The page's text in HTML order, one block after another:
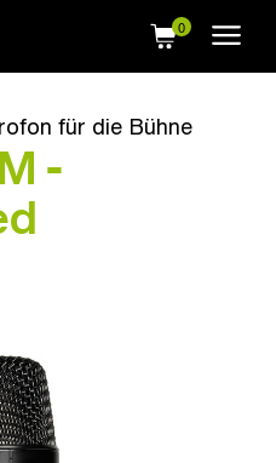
für die Bühne
-